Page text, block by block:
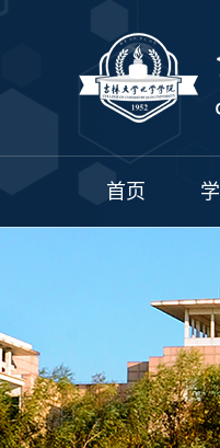
首页